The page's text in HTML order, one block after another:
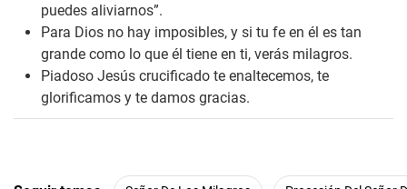
puedes aliviarnos”.
Para Dios no hay imposibles, y si tu fe en él es tan
grande como lo que él tiene en ti, verás milagros.
Piadoso Jesús crucificado te enaltecemos, te
glorificamos y te damos gracias.